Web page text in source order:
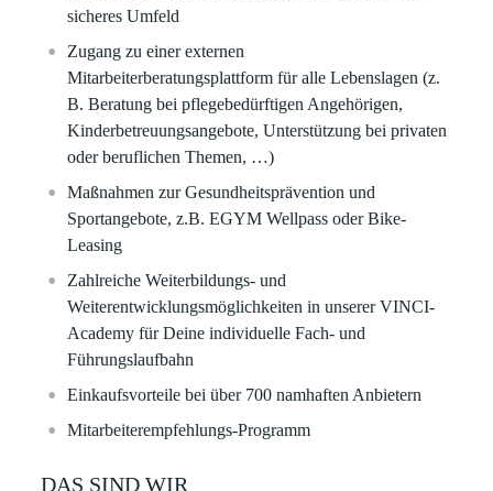
sicheres Umfeld​​
Zugang zu einer externen
Mitarbeiterberatungsplattform für alle Lebenslagen (z.
B. Beratung bei pflegebedürftigen Angehörigen,
Kinderbetreuungsangebote, Unterstützung bei privaten
oder beruflichen Themen, …)
Maßnahmen zur Gesundheitsprävention und
Sportangebote, z.B. EGYM Wellpass oder Bike-
Leasing​
Zahlreiche Weiterbildungs- und
Weiterentwicklungsmöglichkeiten in unserer VINCI-
Academy für Deine individuelle Fach- und
Führungslaufbahn​​
Einkaufsvorteile bei über 700 namhaften Anbietern​​
Mitarbeiterempfehlungs-Programm
DAS SIND WIR